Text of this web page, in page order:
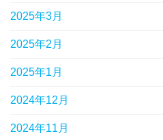
2025年3月
2025年2月
2025年1月
2024年12月
2024年11月